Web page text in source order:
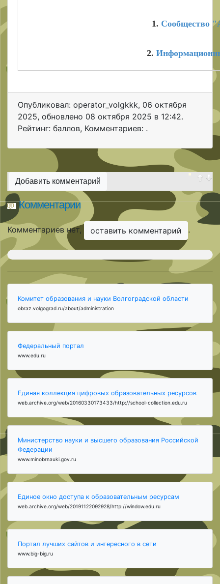
1. Сообщество
2.
Опубликовал: operator_volgkkk, 06 октября
2025, обновлено 08 октября 2025 в 12:42.
Рейтинг: баллов, Комментариев: .
Добавить комментарий
Комментарии
Комментариев нет, оставить комментарий .
Комитет образования и науки Волгоградской области
obraz.volgograd.ru/about/administration
Федеральный портал
www.edu.ru
Единая коллекция цифровых образовательных ресурсов
web.archive.org/web/20160330173433/http://school-collection.edu.ru
Министерство науки и высшего образования Российской
Федерации
www.minobrnauki.gov.ru
Единое окно доступа к образовательным ресурсам
web.archive.org/web/20191122092928/http://window.edu.ru
Портал лучших сайтов и интересного в сети
www.big-big.ru